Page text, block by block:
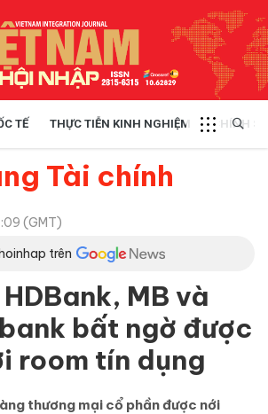
TẾ THỰC TIỄN KINH NGHIỆM CHÍNH
Tài chính
(GMT)
trên
MB và
bất ngờ được
room tín dụng
thương mại cổ phần được nới